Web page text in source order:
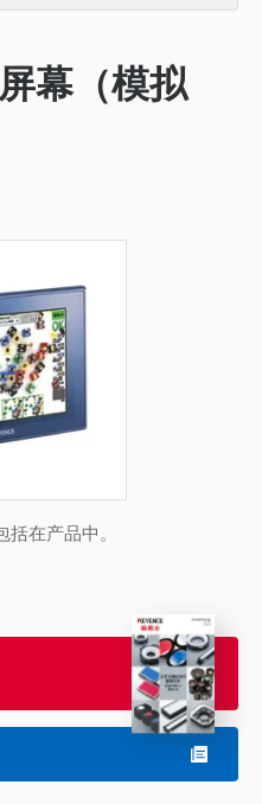
幕（模拟
在产品中。